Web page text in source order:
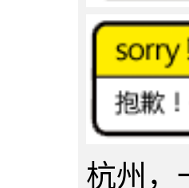
杭州，